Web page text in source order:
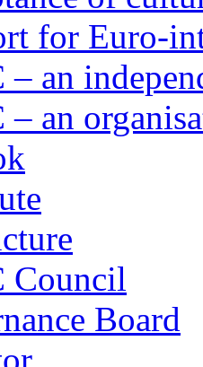
for Euro-
an
an
Council
Board